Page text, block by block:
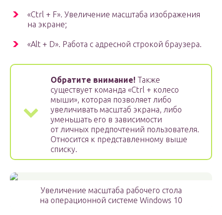
«Ctrl + F». Увеличение масштаба изображения
на экране;
«Alt + D». Работа с адресной строкой браузера.
Обратите внимание! Также
существует команда «Ctrl + колесо
мыши», которая позволяет либо
увеличивать масштаб экрана, либо
уменьшать его в зависимости
от личных предпочтений пользователя.
Относится к представленному выше
списку.
Увеличение масштаба рабочего стола
на операционной системе Windows 10